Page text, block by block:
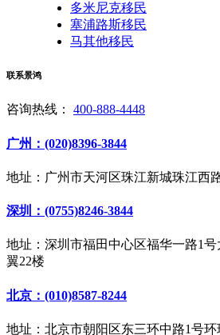
多米尼克移民
塞浦路斯移民
马其他移民
联系景鸿
咨询热线： 400-888-4448
广州：(020)8396-3844
地址：广州市天河区珠江新城珠江西
深圳：(0755)8246-3844
地址：深圳市福田中心区福华一路1
翼22楼
北京：(010)8587-8244
地址：北京市朝阳区东三环中路1号